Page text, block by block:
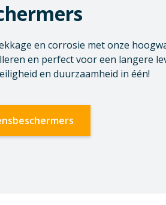
en corrosie met onze
en perfect voor een langere
en duurzaamheid in één!